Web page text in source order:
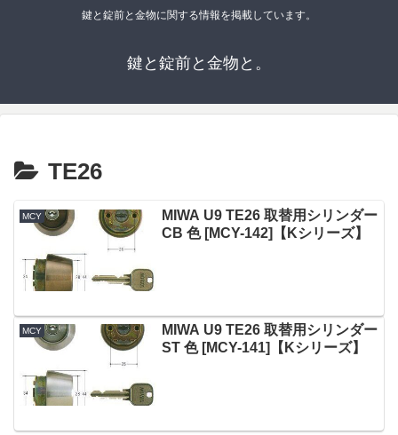
鍵と錠前と金物に関する情報を掲載しています。
鍵と錠前と金物と。
TE26
MCY
MIWA U9 TE26 取替用シリンダー
CB 色 [MCY-142]【Kシリーズ】
MCY
MIWA U9 TE26 取替用シリンダー
ST 色 [MCY-141]【Kシリーズ】